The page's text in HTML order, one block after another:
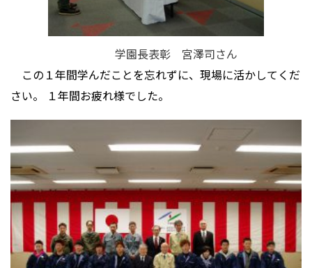
学園長表彰 宮澤司さん
この１年間学んだことを忘れずに、現場に活かしてくだ
さい。 １年間お疲れ様でした。